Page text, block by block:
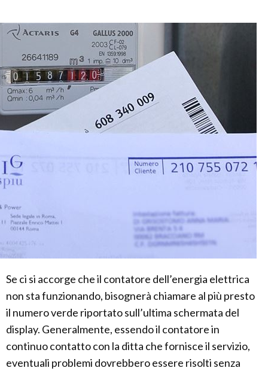
Se ci si accorge che il contatore dell’energia elettrica
non sta funzionando, bisognerà chiamare al più presto
il numero verde riportato sull’ultima schermata del
display. Generalmente, essendo il contatore in
continuo contatto con la ditta che fornisce il servizio,
eventuali problemi dovrebbero essere risolti senza